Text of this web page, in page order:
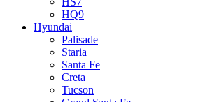
HQ9
Hyundai
Palisade
Staria
Santa Fe
Creta
Tucson